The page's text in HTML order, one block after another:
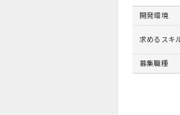
開発環境
求めるスキ
募集職種